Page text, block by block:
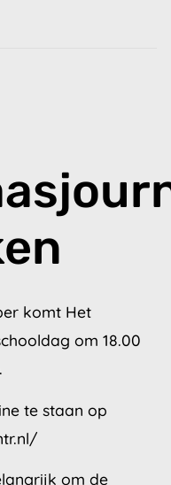
komt Het
om 18.00
te staan op
om de